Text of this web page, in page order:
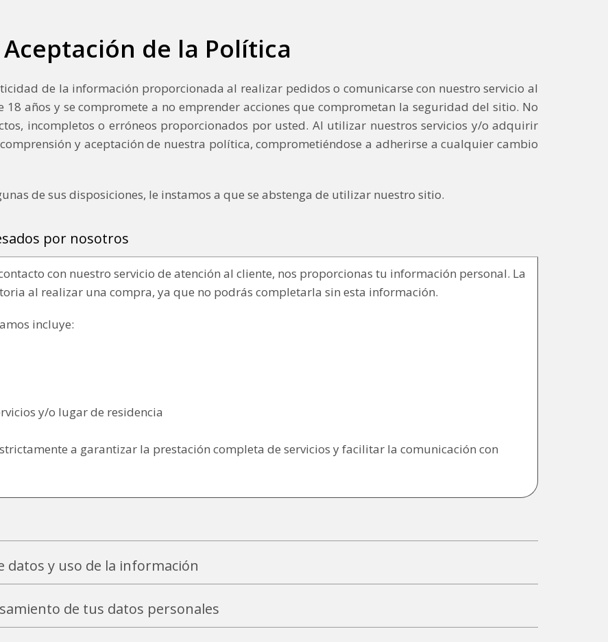
Aceptación de la Política
de la información proporcionada al realizar pedidos o comunicarse con nuestro servicio al
años y se compromete a no emprender acciones que comprometan la seguridad del sitio. No
incompletos o erróneos proporcionados por usted. Al utilizar nuestros servicios y/o adquirir
y aceptación de nuestra política, comprometiéndose a adherirse a cualquier cambio
de sus disposiciones, le instamos a que se abstenga de utilizar nuestro sitio.
por nosotros
con nuestro servicio de atención al cliente, nos proporcionas tu información personal. La
al realizar una compra, ya que no podrás completarla sin esta información.
incluye:
y/o lugar de residencia
a garantizar la prestación completa de servicios y facilitar la comunicación con
datos y uso de la información
de tus datos personales